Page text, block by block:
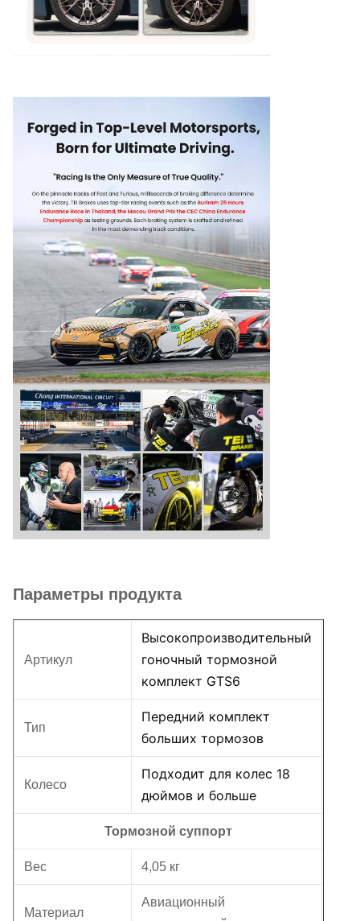
Параметры продукта
Артикул
Высокопроизводительный
гоночный тормозной
комплект GTS6
Тип
Передний комплект
больших тормозов
Колесо
Подходит для колес 18
дюймов и больше
Тормозной суппорт
Вес 4,05 кг
Материал
Авиационный